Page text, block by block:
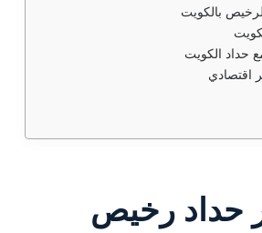
بالكويت
حداد الكويت
اقتصادي
حداد رخيص